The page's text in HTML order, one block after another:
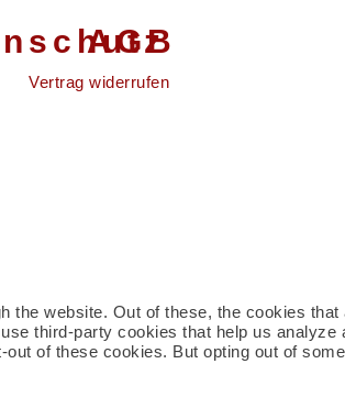
AGB
Vertrag widerrufen
website. Out of these, the cookies
third-party cookies that help us
of these cookies. But opting out of